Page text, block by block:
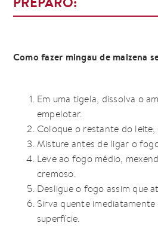
Como fazer mingau de maizena
Em uma tigela, dissolva o
empelotar.
Coloque o restante do
Misture antes de ligar o
Leve ao fogo médio,
cremoso.
Desligue o fogo assim que
Sirva quente
superfície.